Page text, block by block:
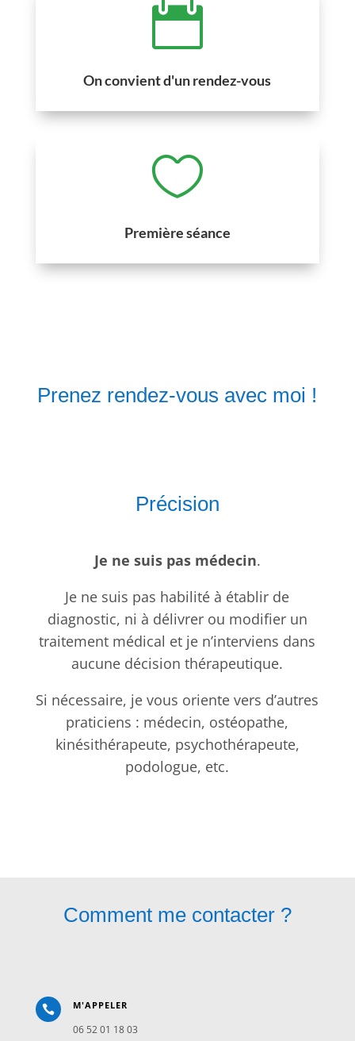

On convient d'un rendez-vous

Première séance
Prenez rendez-vous avec moi !
Précision
Je ne suis pas médecin.
Je ne suis pas habilité à établir de
diagnostic, ni à délivrer ou modifier un
traitement médical et je n’interviens dans
aucune décision thérapeutique.
Si nécessaire, je vous oriente vers d’autres
praticiens : médecin, ostéopathe,
kinésithérapeute, psychothérapeute,
podologue, etc.
Comment me contacter ?
 M'APPELER
06 52 01 18 03